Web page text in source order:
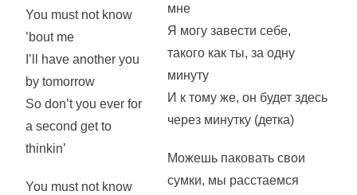
You must not know
’bout me
I’ll have another you
by tomorrow
So don’t you ever for
a second get to
thinkin’
You must not know
мне
Я могу завести себе,
такого как ты, за одну
минуту
И к тому же, он будет здесь
через минутку (детка)
Можешь паковать свои
сумки, мы расстаемся